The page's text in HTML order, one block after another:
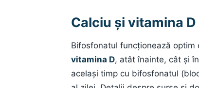
Calciu și vitamina D
Bifosfonatul funcționează optim
vitamina D, atât înainte, cât și
același timp cu bifosfonatul